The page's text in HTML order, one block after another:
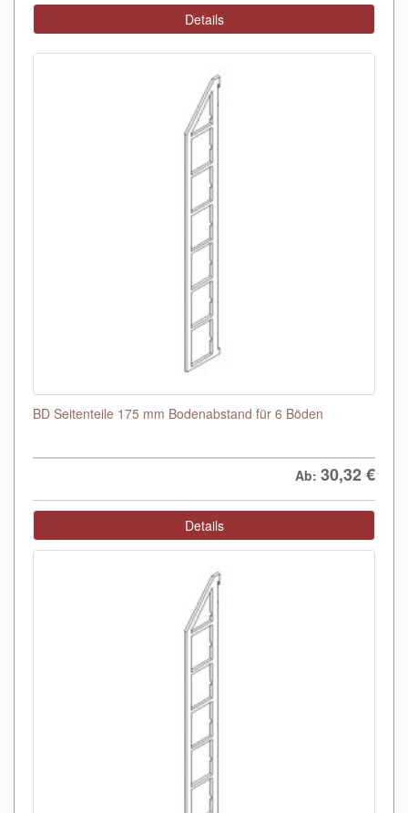
Details
BD Seitenteile 175 mm Bodenabstand für 6 Böden
Ab: 30,32€
Details